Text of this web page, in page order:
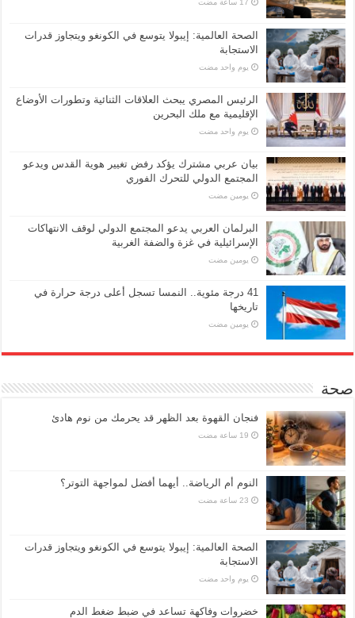
الصحة العالمية: إيبولا يتوسع في الكونغو ويتجاوز قدرات
الاستجابة
‏يوم واحد مضت
الرئيس المصري يبحث العلاقات الثنائية وتطورات الأوضاع
الإقليمية مع ملك البحرين
‏يوم واحد مضت
بيان عربي مشترك يؤكد رفض تغيير هوية القدس ويدعو
المجتمع الدولي للتحرك الفوري
‏يومين مضت
البرلمان العربي يدعو المجتمع الدولي لوقف الانتهاكات
الإسرائيلية في غزة والضفة الغربية
‏يومين مضت
41 درجة مئوية.. النمسا تسجل أعلى درجة حرارة في
تاريخها
‏يومين مضت
صحة
فنجان القهوة بعد الظهر قد يحرمك من نوم هادئ
النوم أم الرياضة.. أيهما أفضل لمواجهة التوتر؟
الصحة العالمية: إيبولا يتوسع في الكونغو ويتجاوز قدرات
الاستجابة
‏يوم واحد مضت
خضروات وفاكهة تساعد في ضبط ضغط الدم